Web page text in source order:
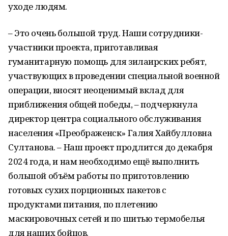
уходе людям.
– Это очень большой труд. Наши сотрудники-
участники проекта, приготавливая
гуманитарную помощь для зилаирских ребят,
участвующих в проведении специальной военной
операции, вносят неоценимый вклад для
приближения общей победы, – подчеркнула
директор центра социального обслуживания
населения «Преображенск» Галия Хайбулловна
Султанова. – Наш проект продлится до декабря
2024 года, и нам необходимо ещё выполнить
большой объём работы по приготовлению
готовых сухих порционных пакетов с
продуктами питания, по плетению
маскировочных сетей и по шитью термобелья
для наших бойцов.